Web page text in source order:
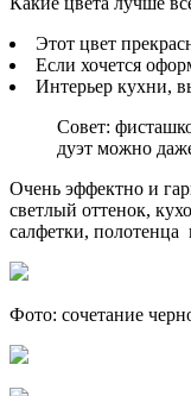
Этот цвет
Если хочется
Интерьер кухни,
Совет:
дуэт можно
Очень эффектно и
светлый оттенок,
салфетки, полотенца
Фото: сочетание